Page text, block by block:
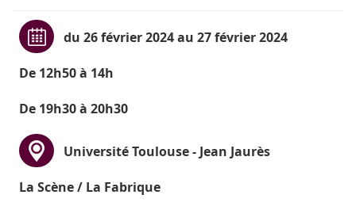
du 26 février 2024 au 27 février 2024
De 12h50 à 14h
De 19h30 à 20h30
Université Toulouse - Jean Jaurès
La Scène / La Fabrique